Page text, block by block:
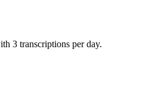
3 transcriptions per day.